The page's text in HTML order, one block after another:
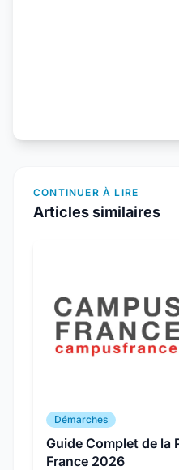
CONTINUER À LIRE
Articles similaires
Démarches
Guide Complet de la
France 2026